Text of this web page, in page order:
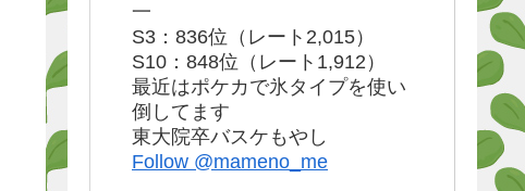
一
S3：836位（レート2,015）
S10：848位（レート1,912）
最近はポケカで氷タイプを使い
倒してます
東大院卒バスケもやし
Follow @mameno_me